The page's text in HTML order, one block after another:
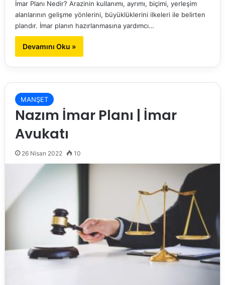
İmar Planı Nedir? Arazinin kullanımı, ayrımı, biçimi, yerleşim
alanlarının gelişme yönlerini, büyüklüklerini ilkeleri ile belirten
plandır. İmar planın hazırlanmasına yardımcı…
Devamını Oku »
MANŞET
Nazım İmar Planı | İmar
Avukatı
26 Nisan 2022 10